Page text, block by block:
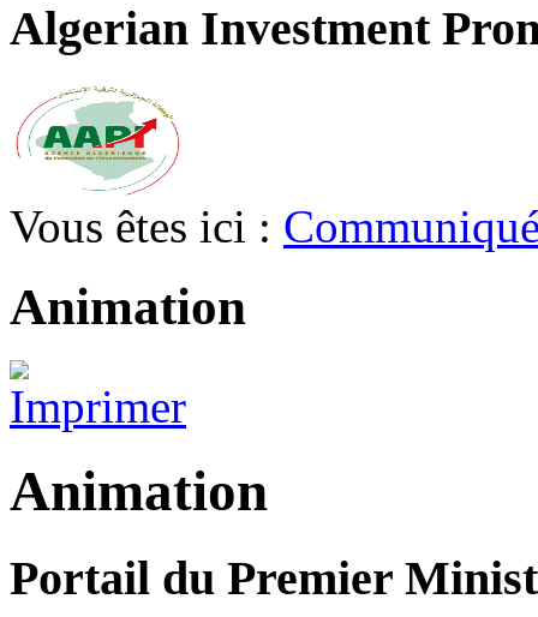
Algerian Investment
Vous êtes ici :
Animation
Animation
Portail du Premier